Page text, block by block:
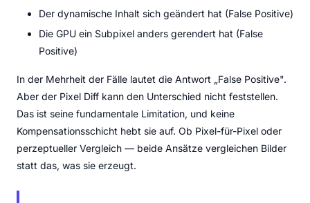
Der dynamische Inhalt sich geändert hat (False Positive)
Die GPU ein Subpixel anders gerendert hat (False
Positive)
In der Mehrheit der Fälle lautet die Antwort „False Positive".
Aber der Pixel Diff kann den Unterschied nicht feststellen.
Das ist seine fundamentale Limitation, und keine
Kompensationsschicht hebt sie auf. Ob Pixel-für-Pixel oder
perzeptueller Vergleich — beide Ansätze vergleichen Bilder
statt das, was sie erzeugt.